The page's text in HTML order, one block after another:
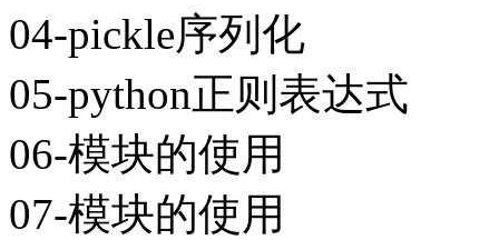
04-pickle序列化
05-python正则表达式
06-模块的使用
07-模块的使用